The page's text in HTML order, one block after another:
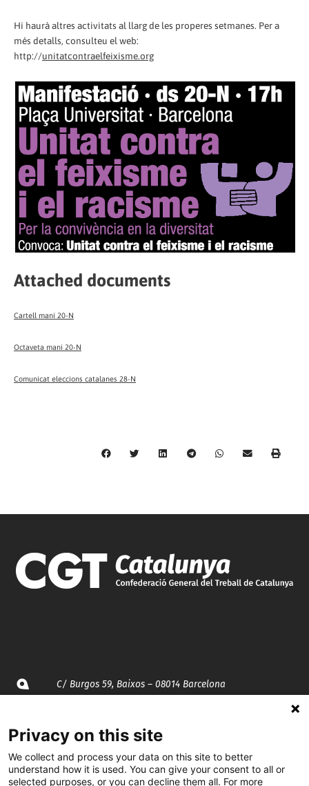
Hi haurà altres activitats al llarg de les properes setmanes. Per a
més detalls, consulteu el web:
http://unitatcontraelfeixisme.org
Attached documents
Cartell mani 20-N
Octaveta mani 20-N
Comunicat eleccions catalanes 28-N
C/ Burgos 59, Baixos – 08014 Barcelona
935 120 481
Privacy on this site
We collect and process your data on this site to better
understand how it is used. You can give your consent to all or
selected purposes, or you can decline them all. For more